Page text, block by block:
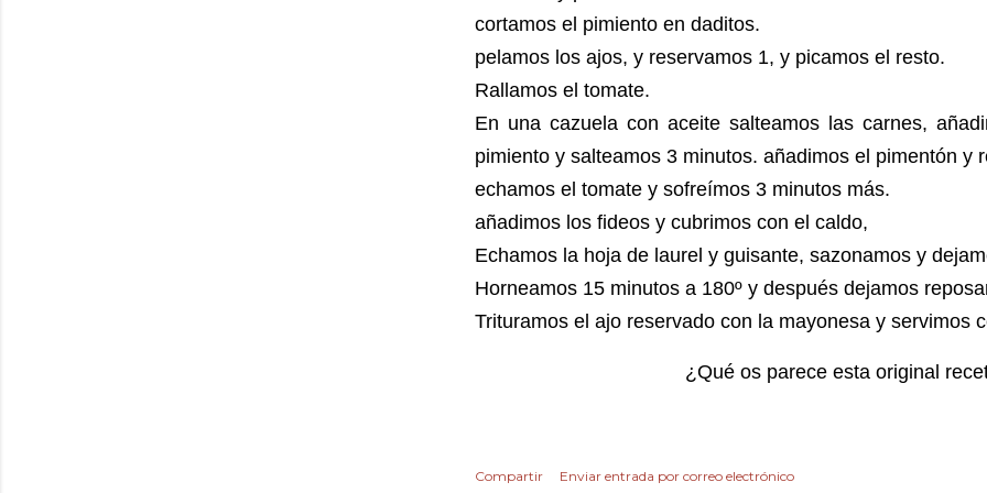
cortamos el pimiento en daditos.
pelamos los ajos, y reservamos 1, y picamos el resto.
Rallamos el tomate.
En una cazuela con aceite salteamos las carnes,
pimiento y salteamos 3 minutos. añadimos el pimentón y
echamos el tomate y sofreímos 3 minutos más.
añadimos los fideos y cubrimos con el caldo,
Echamos la hoja de laurel y guisante, sazonamos y
Horneamos 15 minutos a 180º y después dejamos
Trituramos el ajo reservado con la mayonesa y servimos
¿Qué os parece esta original
Compartir Enviar entrada por correo electrónico